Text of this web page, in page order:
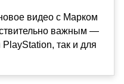
видео с Марком
важным —
так и для